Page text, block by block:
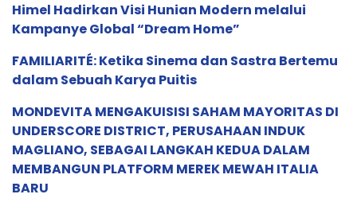
Himel Hadirkan Visi Hunian Modern melalui
Kampanye Global “Dream Home”
FAMILIARITÉ: Ketika Sinema dan Sastra Bertemu
dalam Sebuah Karya Puitis
MONDEVITA MENGAKUISISI SAHAM MAYORITAS DI
UNDERSCORE DISTRICT, PERUSAHAAN INDUK
MAGLIANO, SEBAGAI LANGKAH KEDUA DALAM
MEMBANGUN PLATFORM MEREK MEWAH ITALIA
BARU